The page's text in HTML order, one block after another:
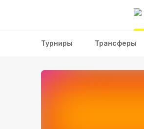
Турниры Трансферы